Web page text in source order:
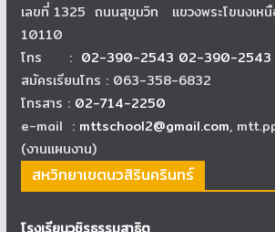
เลขที่ 1325 ถนนสุขุมวิท แขวงพระโขนงเห
10110
โทร : 02-390-2543 02-390-2543
สมัครเรียนโทร : 063-358-6832
โทรสาร : 02-714-2250
e-mail : mttschool2@gmail.com,
(งานแผนงาน)
สหวิทยาเขตนวสิรินครินทร์